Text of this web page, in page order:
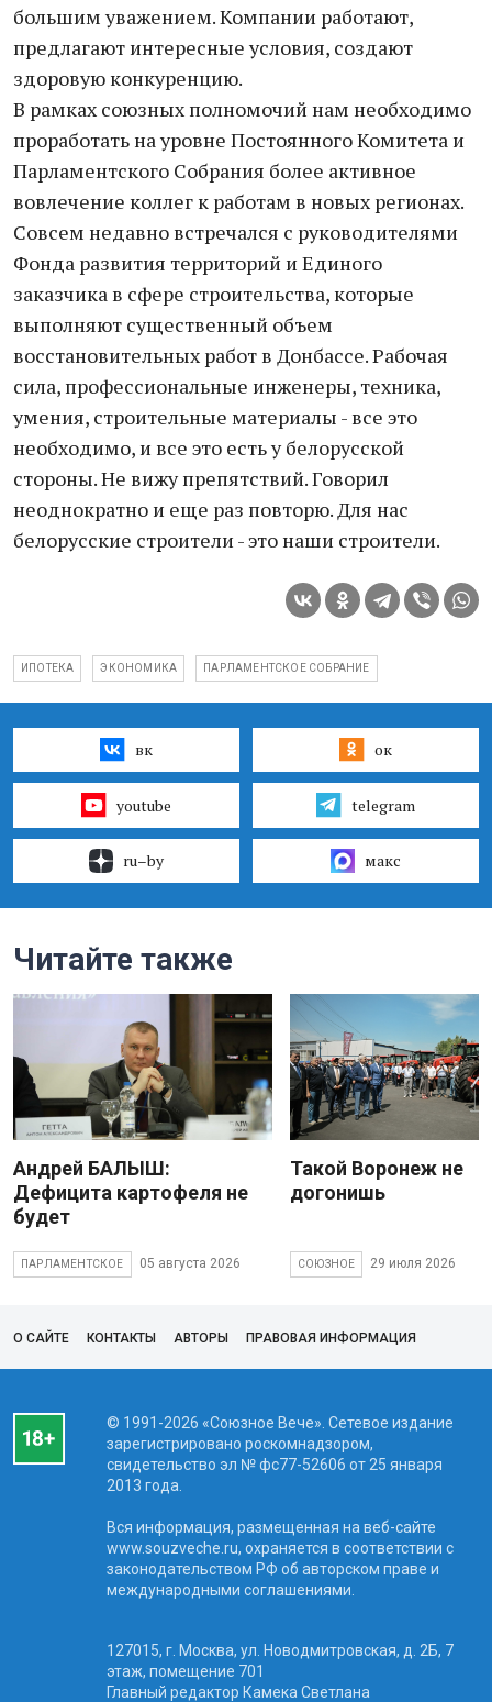
большим уважением. Компании работают,
предлагают интересные условия, создают
здоровую конкуренцию.
В рамках союзных полномочий нам необходимо
проработать на уровне Постоянного Комитета и
Парламентского Собрания более активное
вовлечение коллег к работам в новых регионах.
Совсем недавно встречался с руководителями
Фонда развития территорий и Единого
заказчика в сфере строительства, которые
выполняют существенный объем
восстановительных работ в Донбассе. Рабочая
сила, профессиональные инженеры, техника,
умения, строительные материалы - все это
необходимо, и все это есть у белорусской
стороны. Не вижу препятствий. Говорил
неоднократно и еще раз повторю. Для нас
белорусские строители - это наши строители.
ИПОТЕКА ЭКОНОМИКА ПАРЛАМЕНТСКОЕ СОБРАНИЕ
вк ок
youtube telegram
ru–by макс
Читайте также
Андрей БАЛЫШ:
Дефицита картофеля не
будет
ПАРЛАМЕНТСКОЕ 05 августа 2026
Такой Воронеж не
догонишь
СОЮЗНОЕ 29 июля 2026
О САЙТЕ КОНТАКТЫ АВТОРЫ ПРАВОВАЯ ИНФОРМАЦИЯ
© 1991-2026 «Союзное Вече». Сетевое издание
зарегистрировано роскомнадзором,
свидетельство эл № фc77-52606 от 25 января
2013 года.
Вся информация, размещенная на веб-сайте
www.souzveche.ru, охраняется в соответствии с
законодательством РФ об авторском праве и
международными соглашениями.
127015, г. Москва, ул. Новодмитровская, д. 2Б, 7
этаж, помещение 701
Главный редактор Камека Светлана